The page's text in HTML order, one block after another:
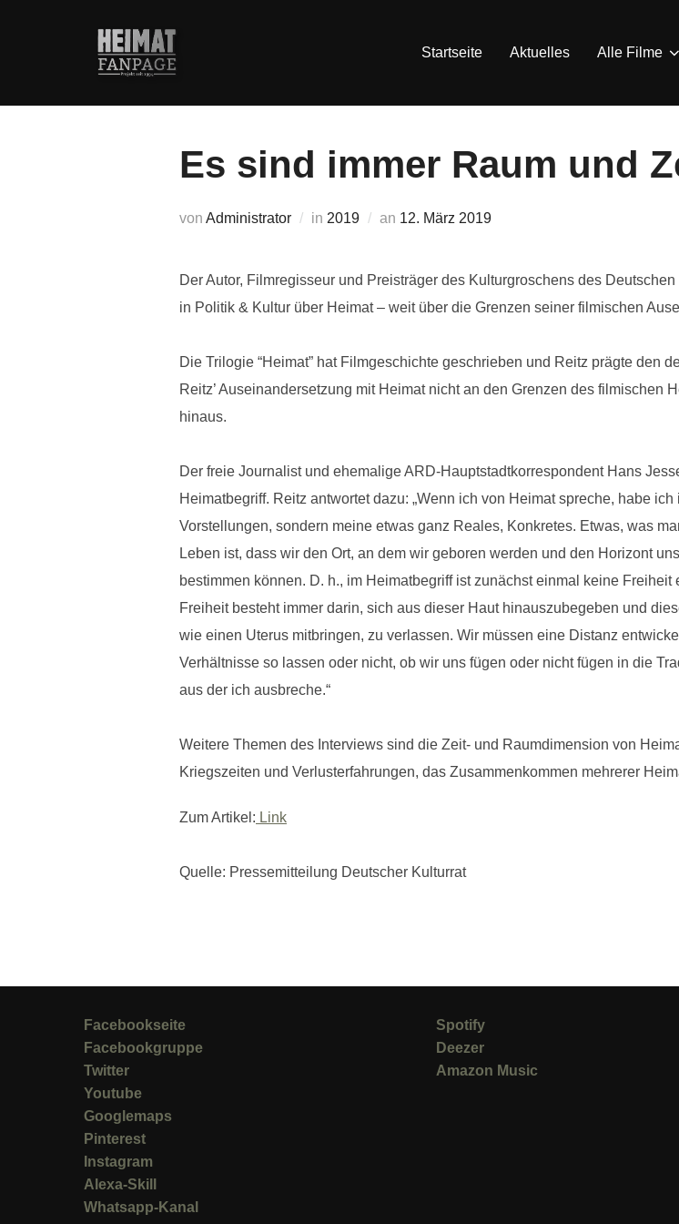
Startseite
Aktuelles Alle Filme
Es sind immer Raum und
von Administrator in 2019 an Veröffentlicht
12. März 2019
Der Autor, Filmregisseur und Preisträger des Kulturgroschens des
in Politik & Kultur über Heimat – weit über die Grenzen seiner filmischen
Die Trilogie “Heimat” hat Filmgeschichte geschrieben und Reitz prägte den
Reitz’ Auseinandersetzung mit Heimat nicht an den Grenzen des filmischen
hinaus.
Der freie Journalist und ehemalige ARD-Hauptstadtkorrespondent Hans
Heimatbegriff. Reitz antwortet dazu: „Wenn ich von Heimat spreche, habe
Vorstellungen, sondern meine etwas ganz Reales, Konkretes. Etwas, was
Leben ist, dass wir den Ort, an dem wir geboren werden und den Horizont
bestimmen können. D. h., im Heimatbegriff ist zunächst einmal keine
Freiheit besteht immer darin, sich aus dieser Haut hinauszubegeben und
wie einen Uterus mitbringen, zu verlassen. Wir müssen eine Distanz
Verhältnisse so lassen oder nicht, ob wir uns fügen oder nicht fügen in die
aus der ich ausbreche.“
Weitere Themen des Interviews sind die Zeit- und Raumdimension von
Kriegszeiten und Verlusterfahrungen, das Zusammenkommen mehrerer
Zum Artikel: Link
Quelle: Pressemitteilung Deutscher Kulturrat
Facebookseite
Facebookgruppe
Twitter
Youtube
Googlemaps
Pinterest
Instagram
Alexa-Skill
Whatsapp-Kanal
Spotify
Deezer
Amazon Music